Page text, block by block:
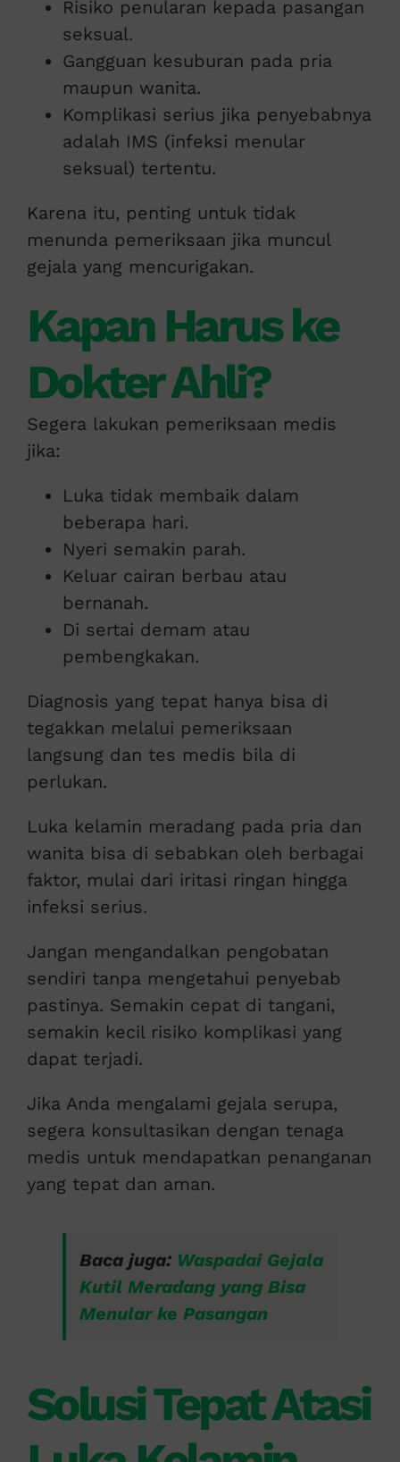
Risiko penularan kepada pasangan
seksual.
Gangguan kesuburan pada pria
maupun wanita.
Komplikasi serius jika penyebabnya
adalah IMS (infeksi menular
seksual) tertentu.
Karena itu, penting untuk tidak
menunda pemeriksaan jika muncul
gejala yang mencurigakan.
Kapan Harus ke
Dokter Ahli?
Segera lakukan pemeriksaan medis
jika:
Luka tidak membaik dalam
beberapa hari.
Nyeri semakin parah.
Keluar cairan berbau atau
bernanah.
Di sertai demam atau
pembengkakan.
Diagnosis yang tepat hanya bisa di
tegakkan melalui pemeriksaan
langsung dan tes medis bila di
perlukan.
Luka kelamin meradang pada pria dan
wanita bisa di sebabkan oleh berbagai
faktor, mulai dari iritasi ringan hingga
infeksi serius.
Jangan mengandalkan pengobatan
sendiri tanpa mengetahui penyebab
pastinya. Semakin cepat di tangani,
semakin kecil risiko komplikasi yang
dapat terjadi.
Jika Anda mengalami gejala serupa,
segera konsultasikan dengan tenaga
medis untuk mendapatkan penanganan
yang tepat dan aman.
Baca juga: Waspadai Gejala
Kutil Meradang yang Bisa
Menular ke Pasangan
Solusi Tepat Atasi